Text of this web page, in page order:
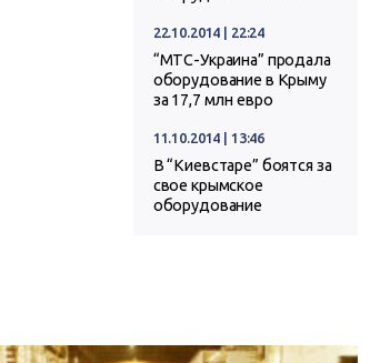
22.10.2014 | 22:24
“МТС-Украина” продала
оборудование в Крыму
за 17,7 млн евро
11.10.2014 | 13:46
В “Киевстаре” боятся за
свое крымское
оборудование